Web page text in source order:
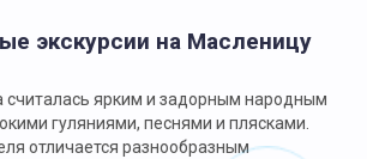
экскурсии на Масленицу
считалась ярким и задорным народным
гуляниями, песнями и плясками.
отличается разнообразным